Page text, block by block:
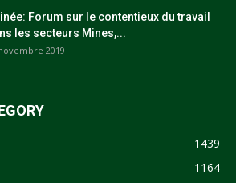
Forum sur le contentieux du travail
les secteurs Mines,...
2019
1439
1164